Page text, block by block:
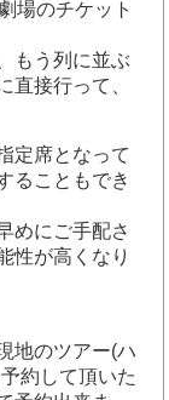
場のチケット
もう列に並ぶ
直接行って、
定席となって
ることもでき
めにご手配さ
性が高くなり
地のツアー(ハ
約して頂いた